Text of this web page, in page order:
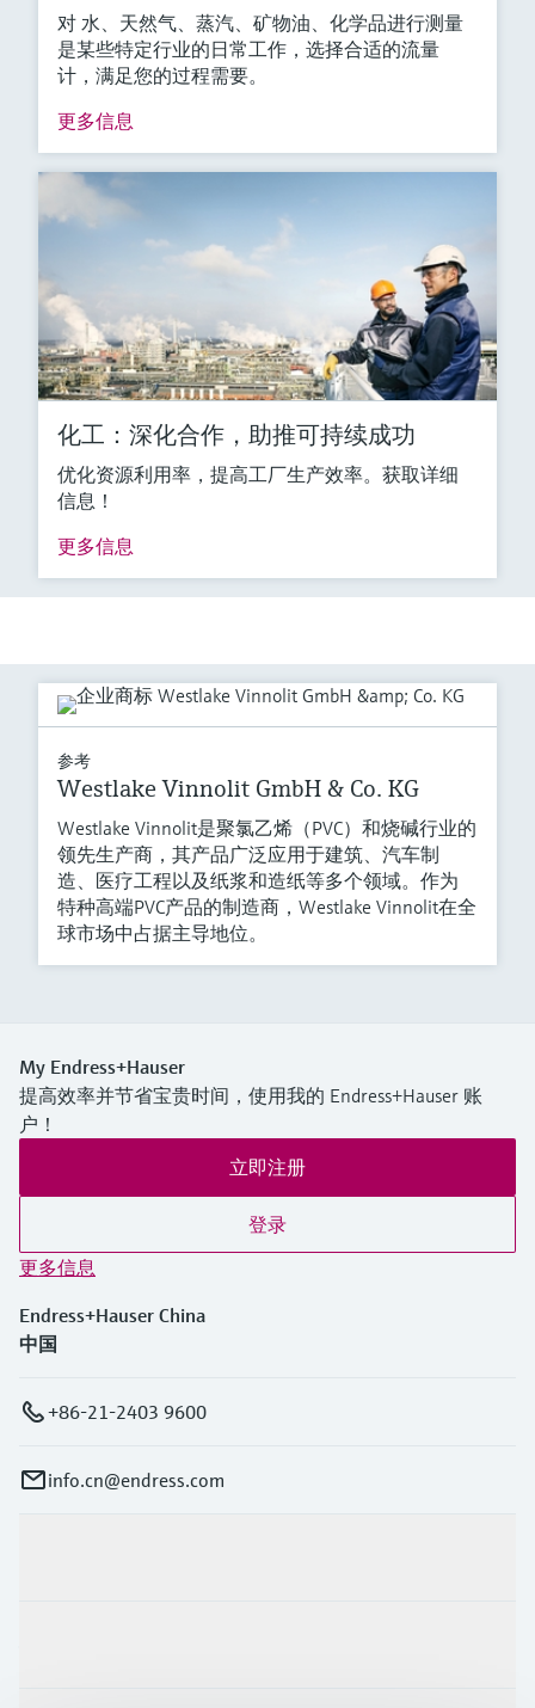
对 水、天然气、蒸汽、矿物油、化学品进行测量
是某些特定行业的日常工作，选择合适的流量
计，满足您的过程需要。
更多信息
化工：深化合作，助推可持续成功
优化资源利用率，提高工厂生产效率。获取详细
信息！
更多信息
参考
Westlake Vinnolit GmbH & Co. KG
Westlake Vinnolit是聚氯乙烯（PVC）和烧碱行业的
领先生产商，其产品广泛应用于建筑、汽车制
造、医疗工程以及纸浆和造纸等多个领域。作为
特种高端PVC产品的制造商，Westlake Vinnolit在全
球市场中占据主导地位。
My Endress+Hauser
提高效率并节省宝贵时间，使用我的 Endress+Hauser 账
户！
立即注册
登录
更多信息
Endress+Hauser China
中国
+86-21-2403 9600
info.cn@endress.com